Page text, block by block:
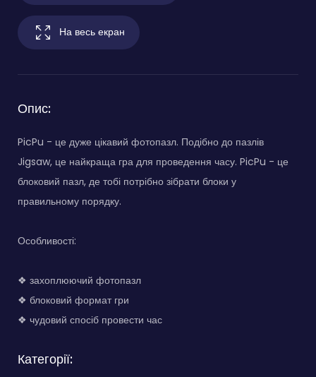
На весь екран
Опис:
PicPu - це дуже цікавий фотопазл. Подібно до пазлів
Jigsaw, це найкраща гра для проведення часу. PicPu - це
блоковий пазл, де тобі потрібно зібрати блоки у
правильному порядку.
Особливості:
❖ захоплюючий фотопазл
❖ блоковий формат гри
❖ чудовий спосіб провести час
Категорії: